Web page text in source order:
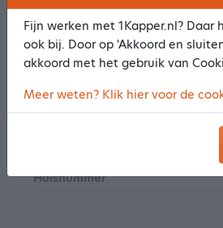
Achternaam *
Postcode
Huisnummer
Fijn werken met 1Kapper.nl? Daar
ook bij. Door op 'Akkoord en
akkoord met het gebruik van
Meer weten? Klik hier voor de